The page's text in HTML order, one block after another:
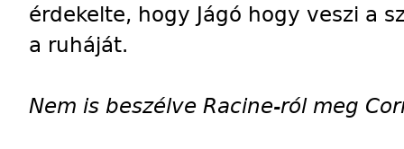
érdekelte, hogy Jágó hogy veszi a
a ruháját.
Nem is beszélve Racine-ról meg